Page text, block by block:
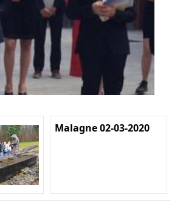
Malagne 02-03-2020